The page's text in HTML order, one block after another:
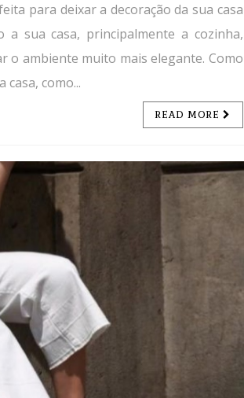
para deixar a decoração da sua casa
a sua casa, principalmente a cozinha,
o ambiente muito mais elegante. Como
como...
READ MORE